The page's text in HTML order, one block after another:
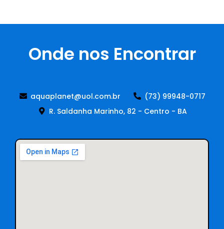
Onde nos Encontrar
aquaplanet@uol.com.br
(73) 99948-0717
R. Saldanha Marinho, 82 - Centro - BA